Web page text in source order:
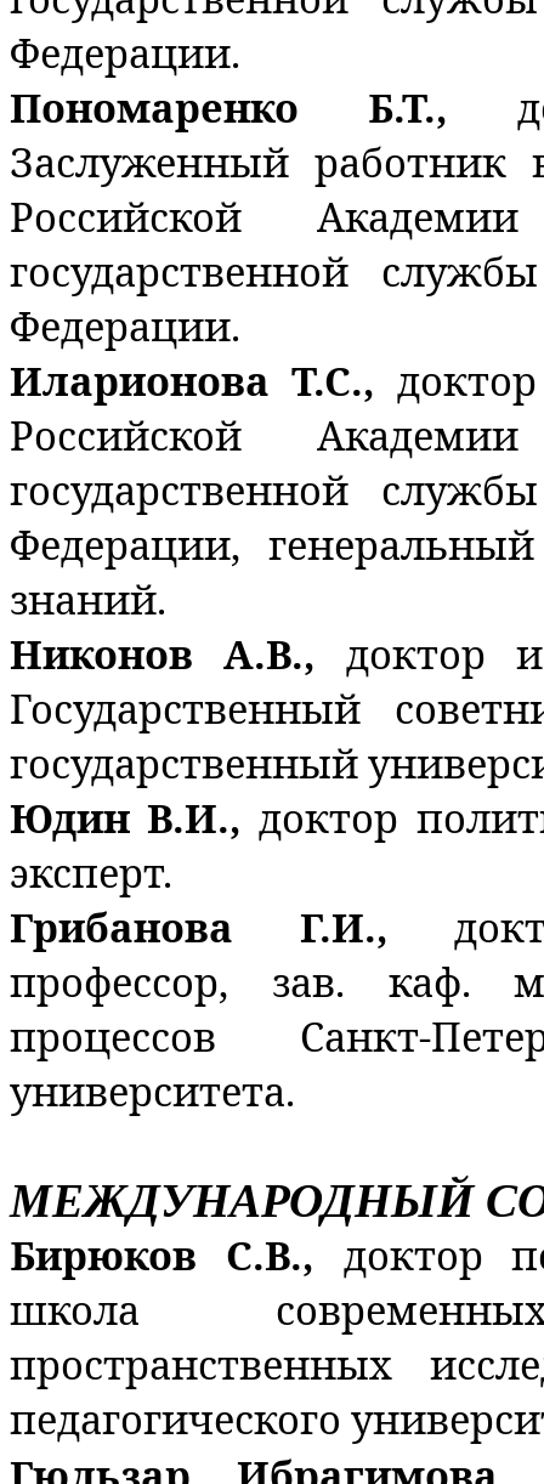
Федерации.
Пономаренко Б.Т.,
Заслуженный
Российской
государственной
Федерации.
Иларионова Т.С.,
Российской
государственной
Федерации,
знаний.
Никонов А.В., доктор
Государственный
государственный
Юдин В.И.,доктор
эксперт.
Грибанова Г.И.,
профессор, зав. каф.
процессов Санкт-
университета.
МЕЖДУНАРОДНЫЙ
Бирюков С.В., доктор
школа
пространственных
педагогического